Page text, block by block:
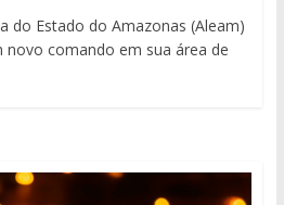
do Estado do Amazonas (Aleam)
comando em sua área de